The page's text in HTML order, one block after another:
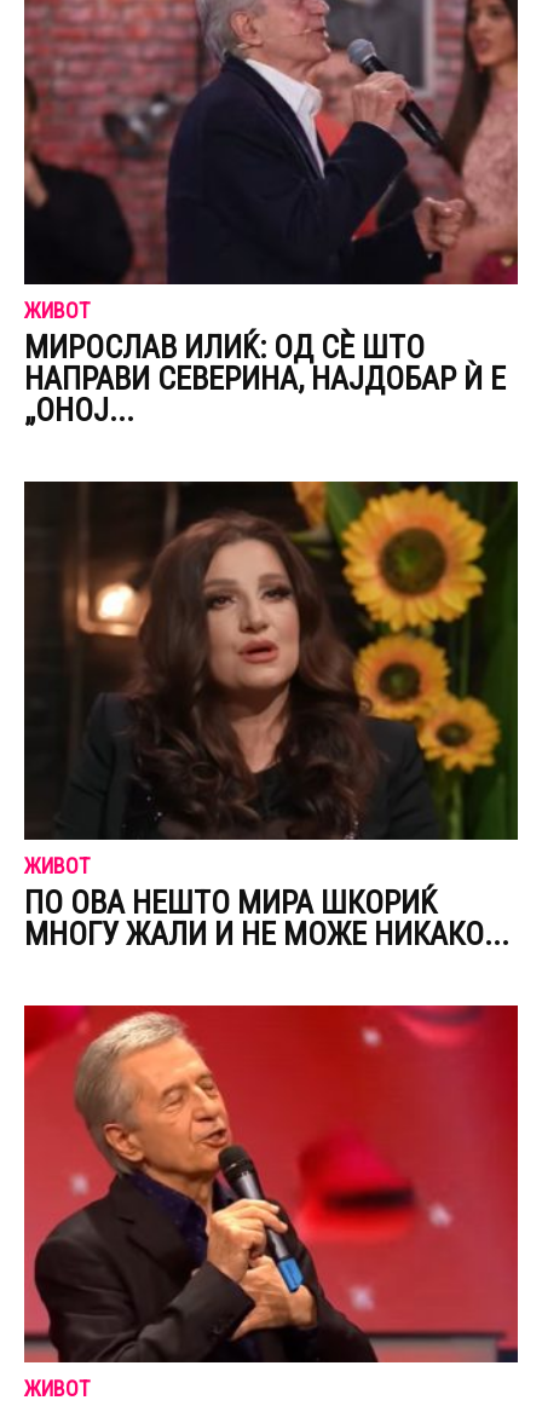
ЖИВОТ
МИРОСЛАВ ИЛИЌ: ОД СÈ ШТО
НАПРАВИ СЕВЕРИНА, НАЈДОБАР Ѝ Е
„ОНОЈ...
ЖИВОТ
ПО ОВА НЕШТО МИРА ШКОРИЌ
МНОГУ ЖАЛИ И НЕ МОЖЕ НИКАКО...
ЖИВОТ